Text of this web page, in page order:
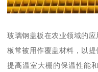
玻璃钢盖板在农业领域的
板常被用作覆盖材料，以
提高温室大棚的保温性能